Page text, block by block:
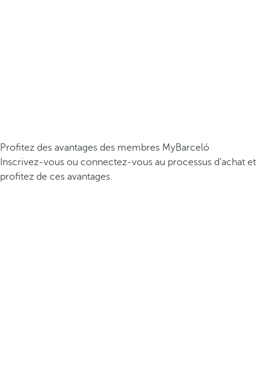
Profitez des avantages des membres MyBarceló
Inscrivez-vous ou connectez-vous au processus d’achat et
profitez de ces avantages.